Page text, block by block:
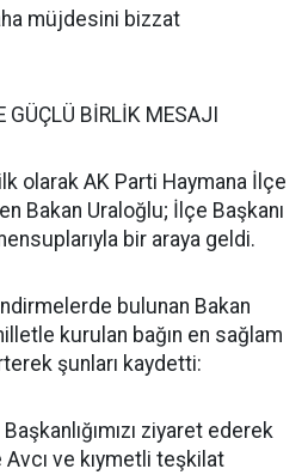
müjdesini bizzat
GÜÇLÜ BİRLİK MESAJI
olarak AK Parti Haymana İlçe
Bakan Uraloğlu; İlçe Başkanı
bir araya geldi.
bulunan Bakan
kurulan bağın en sağlam
şunları kaydetti:
ziyaret ederek
Avcı ve kıymetli teşkilat